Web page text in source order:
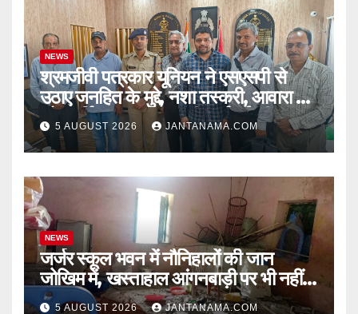
NEWS
श्रमजीवी पत्रकार यूनियन ने एसएसपी से
उठाए जनहित के मुद्दे, नशा तस्करी, आवारा पशु
और पार्किंग व्यवस्था पर की कार्रवाई की मांग
5 AUGUST 2026 JANTANAMA.COM
NEWS
जर्जर स्कूल भवन में नौनिहालों की जान
जोखिम में, खस्ताहाल आंगनबाड़ी पर भी नहीं
जागा प्रशासन
5 AUGUST 2026 JANTANAMA.COM